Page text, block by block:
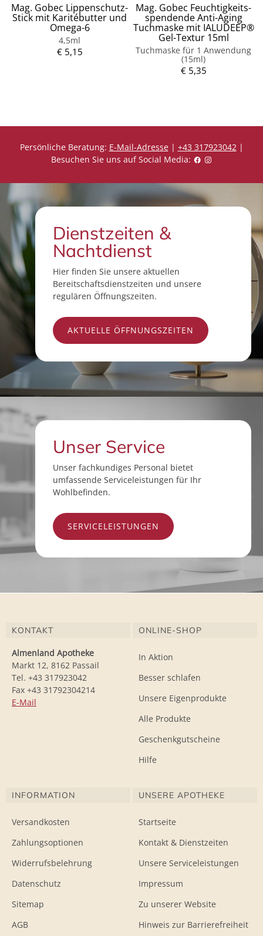
Mag. Gobec Lippenschutz-
Stick mit Karitébutter und
Omega-6
4,5ml
€ 5,15
Mag. Gobec Feuchtigkeits-
spendende Anti-Aging
Tuchmaske mit IALUDEEP®
Gel-Textur 15ml
Tuchmaske für 1 Anwendung
(15ml)
€ 5,35
P
r
Persönliche Beratung: E-Mail-Adresse| +43 317923042|
Besuchen Sie uns auf Social Media:
Dienstzeiten &
Nachtdienst
Hier finden Sie unsere aktuellen
Bereitschaftsdienstzeiten und unsere
regulären Öffnungszeiten.
AKTUELLE ÖFFNUNGSZEITEN
Unser Service
Unser fachkundiges Personal bietet
umfassende Serviceleistungen für Ihr
Wohlbefinden.
SERVICELEISTUNGEN
KONTAKT
Almenland Apotheke
Markt 12, 8162 Passail
Tel. +43 317923042
Fax +43 31792304214
E-Mail
ONLINE-SHOP
In Aktion
Besser schlafen
Unsere Eigenprodukte
Alle Produkte
Geschenkgutscheine
Hilfe
INFORMATION
Versandkosten
Zahlungsoptionen
Widerrufsbelehrung
Datenschutz
Sitemap
AGB
UNSERE APOTHEKE
Startseite
Kontakt & Dienstzeiten
Unsere Serviceleistungen
Impressum
Zu unserer Website
Hinweis zur Barrierefreiheit